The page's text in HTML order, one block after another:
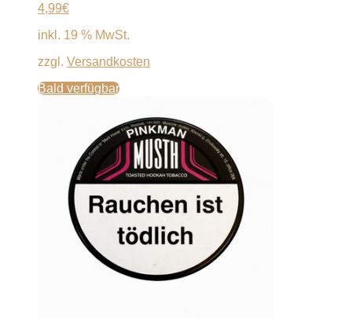
4,99€
inkl. 19 % MwSt.
zzgl. Versandkosten
Bald verfügbar